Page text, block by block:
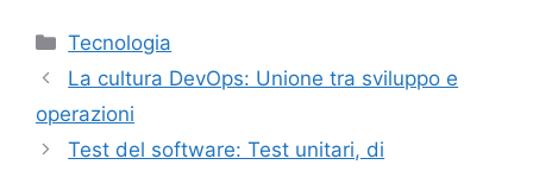
Categorie
Tecnologia
La cultura DevOps: Unione tra sviluppo e
operazioni
Test del software: Test unitari, di